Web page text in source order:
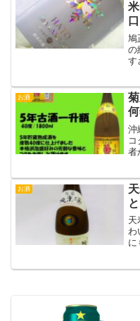
鳩
の
す
お酒
菊
沖
者
お酒
天
わ
に